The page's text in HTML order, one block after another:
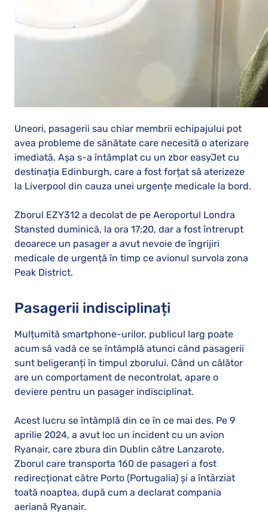
Uneori, pasagerii sau chiar membrii echipajului pot
avea probleme de sănătate care necesită o aterizare
imediată. Așa s-a întâmplat cu un zbor easyJet cu
destinația Edinburgh, care a fost forțat să aterizeze
la Liverpool din cauza unei urgențe medicale la bord.
Zborul EZY312 a decolat de pe Aeroportul Londra
Stansted duminică, la ora 17:20, dar a fost întrerupt
deoarece un pasager a avut nevoie de îngrijiri
medicale de urgență în timp ce avionul survola zona
Peak District.
Pasagerii indisciplinați
Mulțumită smartphone-urilor, publicul larg poate
acum să vadă ce se întâmplă atunci când pasagerii
sunt beligeranți în timpul zborului. Când un călător
are un comportament de necontrolat, apare o
deviere pentru un pasager indisciplinat.
Acest lucru se întâmplă din ce în ce mai des. Pe 9
aprilie 2024, a avut loc un incident cu un avion
Ryanair, care zbura din Dublin către Lanzarote.
Zborul care transporta 160 de pasageri a fost
redirecționat către Porto (Portugalia) și a întârziat
toată noaptea, după cum a declarat compania
aeriană Ryanair.